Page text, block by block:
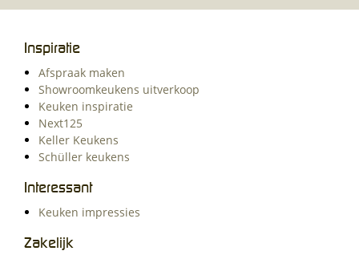
Inspiratie
Afspraak maken
Showroomkeukens uitverkoop
Keuken inspiratie
Next125
Keller Keukens
Schüller keukens
Interessant
Keuken impressies
Zakelijk